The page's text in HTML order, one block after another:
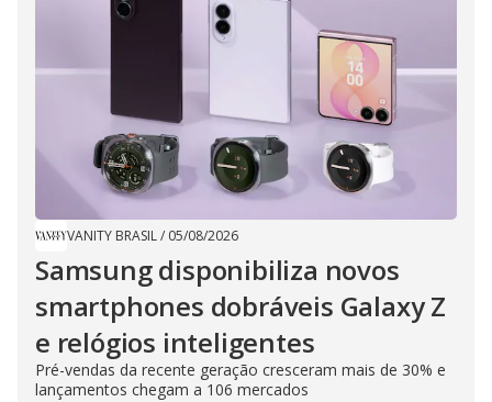
VANITY BRASIL/ 05/08/2026
Samsung disponibiliza novos
smartphones dobráveis Galaxy Z
e relógios inteligentes
Pré-vendas da recente geração cresceram mais de 30% e
lançamentos chegam a 106 mercados